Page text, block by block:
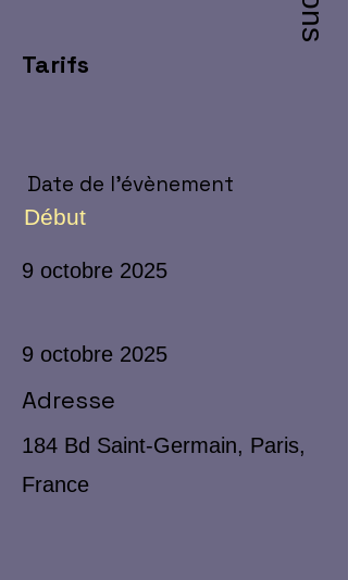
Tarifs
Date de l'évènement
Début
9 octobre 2025
9 octobre 2025
Adresse
184 Bd Saint-Germain, Paris,
France